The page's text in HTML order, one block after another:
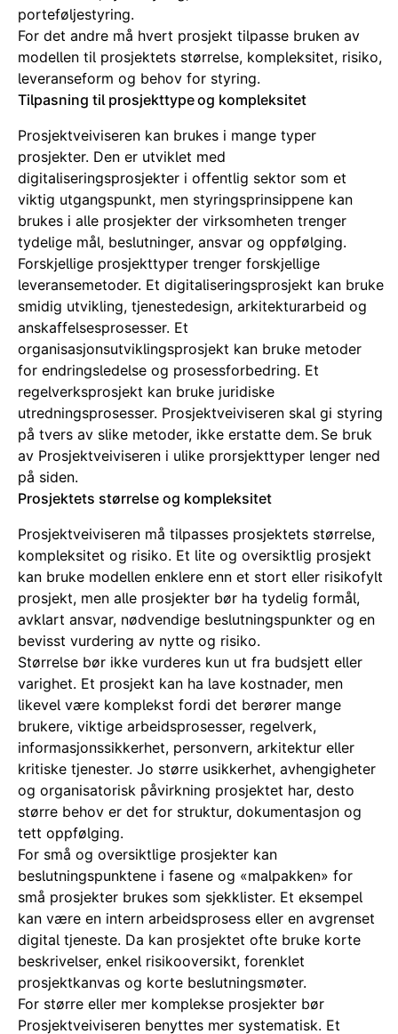
porteføljestyring.
For det andre må hvert prosjekt tilpasse bruken av
modellen til prosjektets størrelse, kompleksitet, risiko,
leveranseform og behov for styring.
Tilpasning til prosjekttype og kompleksitet
Prosjektveiviseren kan brukes i mange typer
prosjekter. Den er utviklet med
digitaliseringsprosjekter i offentlig sektor som et
viktig utgangspunkt, men styringsprinsippene kan
brukes i alle prosjekter der virksomheten trenger
tydelige mål, beslutninger, ansvar og oppfølging.
Forskjellige prosjekttyper trenger forskjellige
leveransemetoder. Et digitaliseringsprosjekt kan bruke
smidig utvikling, tjenestedesign, arkitekturarbeid og
anskaffelsesprosesser. Et
organisasjonsutviklingsprosjekt kan bruke metoder
for endringsledelse og prosessforbedring. Et
regelverksprosjekt kan bruke juridiske
utredningsprosesser. Prosjektveiviseren skal gi styring
på tvers av slike metoder, ikke erstatte dem. Se bruk
av Prosjektveiviseren i ulike prorsjekttyper lenger ned
på siden.
Prosjektets størrelse og kompleksitet
Prosjektveiviseren må tilpasses prosjektets størrelse,
kompleksitet og risiko. Et lite og oversiktlig prosjekt
kan bruke modellen enklere enn et stort eller risikofylt
prosjekt, men alle prosjekter bør ha tydelig formål,
avklart ansvar, nødvendige beslutningspunkter og en
bevisst vurdering av nytte og risiko.
Størrelse bør ikke vurderes kun ut fra budsjett eller
varighet. Et prosjekt kan ha lave kostnader, men
likevel være komplekst fordi det berører mange
brukere, viktige arbeidsprosesser, regelverk,
informasjonssikkerhet, personvern, arkitektur eller
kritiske tjenester. Jo større usikkerhet, avhengigheter
og organisatorisk påvirkning prosjektet har, desto
større behov er det for struktur, dokumentasjon og
tett oppfølging.
For små og oversiktlige prosjekter kan
beslutningspunktene i fasene og «malpakken» for
små prosjekter brukes som sjekklister. Et eksempel
kan være en intern arbeidsprosess eller en avgrenset
digital tjeneste. Da kan prosjektet ofte bruke korte
beskrivelser, enkel risikooversikt, forenklet
prosjektkanvas og korte beslutningsmøter.
For større eller mer komplekse prosjekter bør
Prosjektveiviseren benyttes mer systematisk. Et